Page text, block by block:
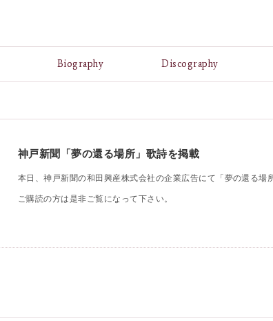
Biography Discography
神戸新聞「夢の還る場所」歌詩を掲載
本日、神戸新聞の和田興産株式会社の企業広告にて「夢の還る場
ご購読の方は是非ご覧になって下さい。